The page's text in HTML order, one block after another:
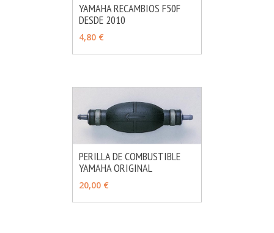
VER OPCIONES
YAMAHA RECAMBIOS F50F
DESDE 2010
4,80 €
VER OPCIONES
PERILLA DE COMBUSTIBLE
YAMAHA ORIGINAL
20,00 €